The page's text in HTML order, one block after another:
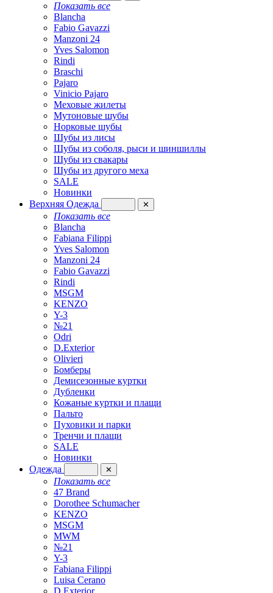
Показать все
Blancha
Fabio Gavazzi
Manzoni 24
Yves Salomon
Rindi
Braschi
Pajaro
Vinicio Pajaro
Меховые жилеты
Мутоновые шубы
Норковые шубы
Шубы из лисы
Шубы из соболя, рыси и шиншиллы
Шубы из свакары
Шубы из другого меха
SALE
Новинки
Верхняя Одежда
✕
Показать все
Blancha
Fabiana Filippi
Yves Salomon
Manzoni 24
Fabio Gavazzi
Rindi
MSGM
KENZO
Y-3
№21
Odri
D.Exterior
Olivieri
Бомберы
Демисезонные куртки
Дубленки
Кожаные куртки и плащи
Пальто
Пуховики и парки
Тренчи и плащи
SALE
Новинки
Одежда
✕
Показать все
47 Brand
Dorothee Schumacher
KENZO
MSGM
MWM
№21
Y-3
Fabiana Filippi
Luisa Cerano